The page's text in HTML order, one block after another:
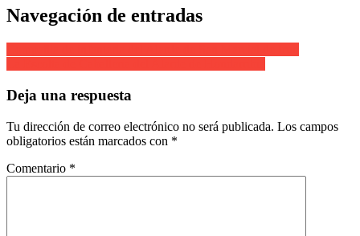
Navegación de entradas
Deja una respuesta
Tu dirección de correo electrónico no será publicada. Los campos
obligatorios están marcados con *
Comentario *